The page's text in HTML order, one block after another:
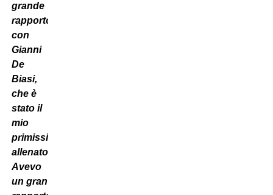
grande
rapporto
con
Gianni
De
Biasi,
che è
stato il
mio
primissimo
allenatore.
Avevo
un gran